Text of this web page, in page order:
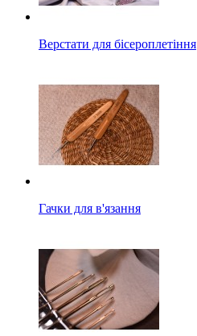
Верстати для бісероплетіння
Гачки для в'язання